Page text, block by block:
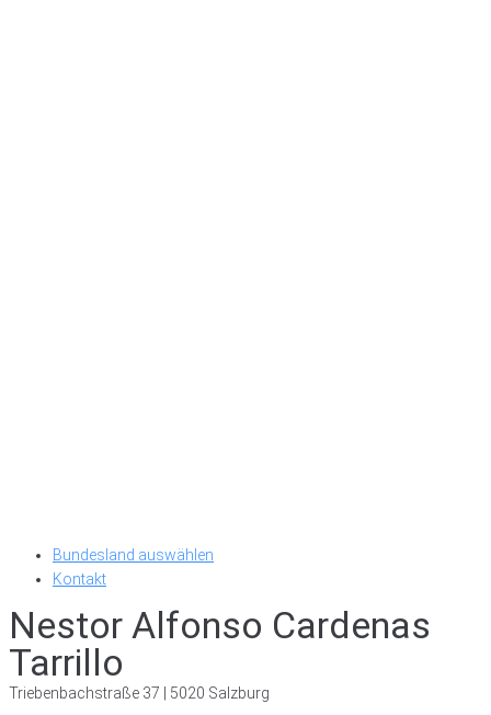
Bundesland auswählen
Kontakt
Nestor Alfonso Cardenas
Tarrillo
Triebenbachstraße 37 | 5020 Salzburg